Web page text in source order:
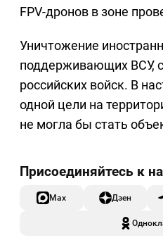
FPV-дронов в зоне
Уничтожение
поддерживающих ВСУ,
российских войск. В
одной цели на
не могла бы стать
Max Дзен